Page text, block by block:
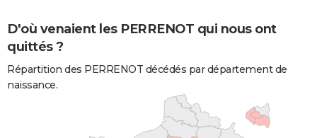
D'où venaient les PERRENOT qui nous ont
quittés ?
Répartition des PERRENOT décédés par département de
naissance.